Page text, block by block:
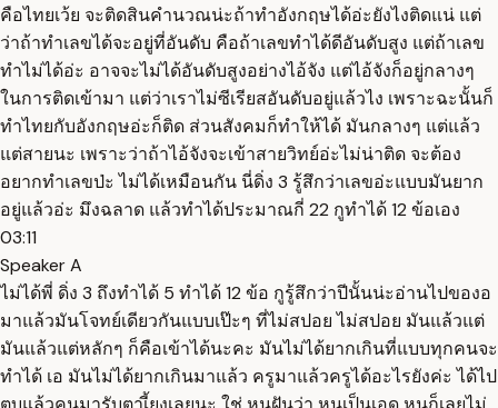
คือไทยเว้ย จะติดสินคำนวณน่ะถ้าทำอังกฤษได้อ่ะยังไงติดแน่ แต่
ว่าถ้าทำเลขได้จะอยู่ที่อันดับ คือถ้าเลขทำได้ดีอันดับสูง แต่ถ้าเลข
ทำไม่ได้อ่ะ อาจจะไม่ได้อันดับสูงอย่างไอ้จัง แต่ไอ้จังก็อยู่กลางๆ
ในการติดเข้ามา แต่ว่าเราไม่ซีเรียสอันดับอยู่แล้วไง เพราะฉะนั้นก็
ทำไทยกับอังกฤษอ่ะก็ติด ส่วนสังคมก็ทำให้ได้ มันกลางๆ แต่แล้ว
แต่สายนะ เพราะว่าถ้าไอ้จังจะเข้าสายวิทย์อ่ะไม่น่าติด จะต้อง
อยากทำเลขป่ะ ไม่ได้เหมือนกัน นี่ดิ่ง 3 รู้สึกว่าเลขอ่ะแบบมันยาก
อยู่แล้วอ่ะ มึงฉลาด แล้วทำได้ประมาณกี่ 22 กูทำได้ 12 ข้อเอง
03:11
Speaker A
ไม่ได้พี่ ดิ่ง 3 ถึงทำได้ 5 ทำได้ 12 ข้อ กูรู้สึกว่าปีนั้นน่ะอ่านไปของอ
มาแล้วมันโจทย์เดียวกันแบบเป๊ะๆ ที่ไม่สปอย ไม่สปอย มันแล้วแต่
มันแล้วแต่หลักๆ ก็คือเข้าได้นะคะ มันไม่ได้ยากเกินที่แบบทุกคนจะ
ทำได้ เอ มันไม่ได้ยากเกินมาแล้ว ครูมาแล้วครูได้อะไรยังค่ะ ได้ไป